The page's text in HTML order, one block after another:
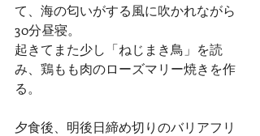
て、海の匂いがする風に吹かれながら
30分昼寝。
起きてまた少し「ねじまき鳥」を読
み、鶏もも肉のローズマリー焼きを作
る。
夕食後、明後日締め切りのバリアフリ